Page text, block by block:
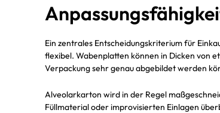
Ein zentrales Entscheidungskriterium für
flexibel. Wabenplatten können in Dicken von
Verpackung sehr genau abgebildet werden
Alveolarkarton wird in der Regel
Füllmaterial oder improvisierten Einlagen